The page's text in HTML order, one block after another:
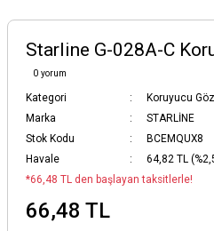
Starline G-028A-C
0 yorum
Kategori
Koruyucu
Marka
STARLİNE
Stok Kodu
BCEMQUX8
Havale
64,82 TL
*66,48 TL den başlayan taksitlerle!
66,48 TL